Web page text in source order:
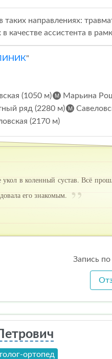
таких направлениях:
в качестве ассистента в
"
(1050 м) Марьина
ряд (2280 м)
(2170 м)
укол в коленный сустав. Всё
его знакомым.
Запись
ортопед